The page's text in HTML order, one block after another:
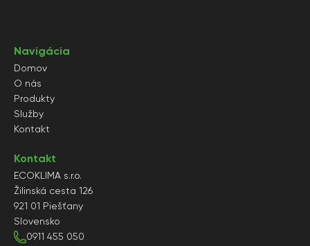
Navigácia
Domov
O nás
Produkty
Služby
Kontakt
Kontakt
ECOKLIMA s.r.o.
Žilinská cesta 126
921 01 Piešťany
Slovensko
0911 455 050